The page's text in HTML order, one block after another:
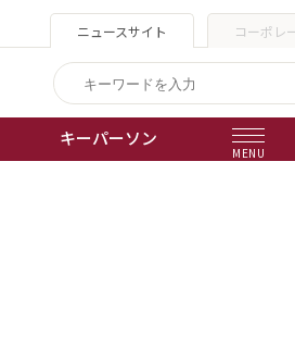
ニュースサイト コーポレ
キーパーソン
MENU